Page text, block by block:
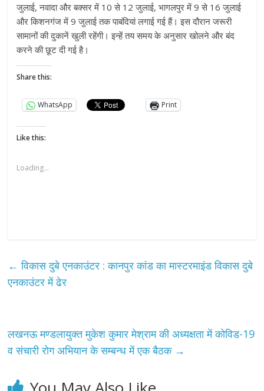
जुलाई, नवादा और बक्सर में 10 से 12 जुलाई, भागलपुर में 9 से 16 जुलाई
और किशनगंज में 9 जुलाई तक पाबंदियां लगाई गई हैं। इस दौरान जरूरी
सामानों की दुकानें खुली रहेंगी। इन्हें तय समय के अनुसार खोलने और बंद
करने की छूट दी गई है।
Share this:
WhatsApp Print
Like this:
Loading...
← विकास दुबे एनकाउंटर : कानपुर कांड का मास्टरमाइंड विकास दुबे
एनकाउंटर में ढेर
लखनऊ मण्डलायुक्त मुकेश कुमार मेश्राम की अध्यक्षता में कोविड-19
व संचारी रोग अभियान के सम्बन्ध में एक बैठक →